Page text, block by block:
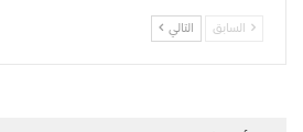
السابق التالي